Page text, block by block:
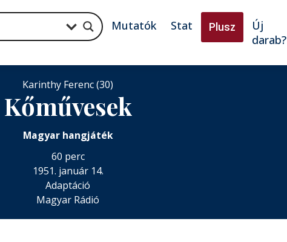
Mutatók Stat Plusz
Új
darab?
Karinthy Ferenc (30)
Kőművesek
Magyar hangjáték
60 perc
1951. január 14.
Adaptáció
Magyar Rádió